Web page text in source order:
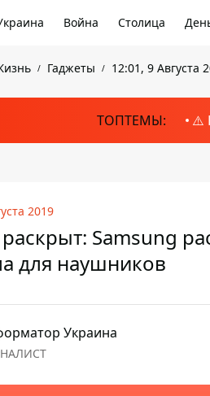
Война Столица
Гаджеты 12:01, 9 Августа
ТОПТЕМЫ: ⚠️
2019
Samsung
для наушников
Украина